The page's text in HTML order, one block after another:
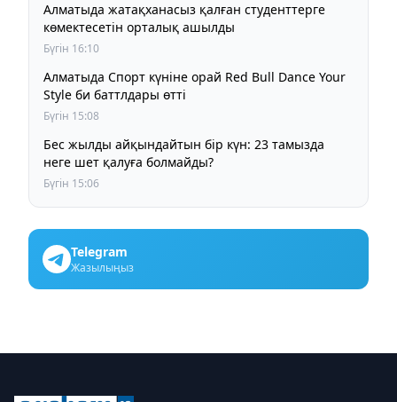
Алматыда жатақханасыз қалған студенттерге
көмектесетін орталық ашылды
Бүгін 16:10
Алматыда Спорт күніне орай Red Bull Dance Your
Style би баттлдары өтті
Бүгін 15:08
Бес жылды айқындайтын бір күн: 23 тамызда
неге шет қалуға болмайды?
Бүгін 15:06
Telegram
Жазылыңыз